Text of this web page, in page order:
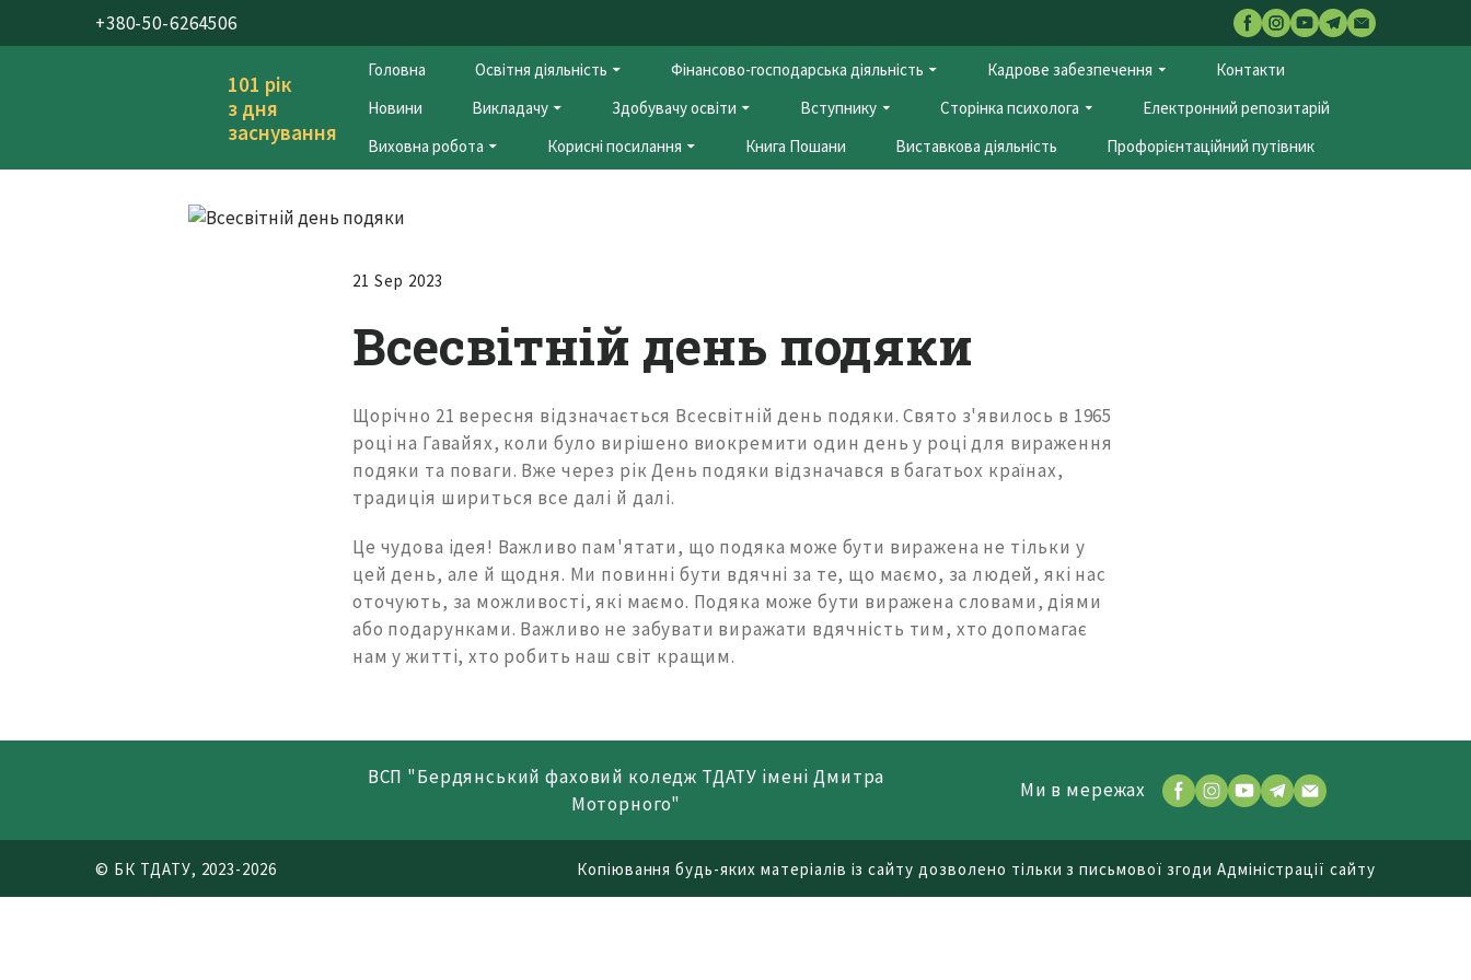
+380-50-6264506
101 рік
з дня
заснування
Головна Освітня діяльність Фінансово-господарська діяльність Кадрове забезпечення
Контакти
Новини
Викладачу Здобувачу освіти Вступнику Сторінка психолога
Електронний репозитарій
Виховна робота
Корисні посилання Книга Пошани Виставкова діяльність Профорієнтаційний путівник
21 Sep 2023
Всесвітній день подяки
Щорічно 21 вересня відзначається Всесвітній день подяки. Свято з'явилось в 1965
році на Гавайях, коли було вирішено виокремити один день у році для вираження
подяки та поваги. Вже через рік День подяки відзначався в багатьох країнах,
традиція шириться все далі й далі.
Це чудова ідея! Важливо пам'ятати, що подяка може бути виражена не тільки у
цей день, але й щодня. Ми повинні бути вдячні за те, що маємо, за людей, які нас
оточують, за можливості, які маємо. Подяка може бути виражена словами, діями
або подарунками. Важливо не забувати виражати вдячність тим, хто допомагає
нам у житті, хто робить наш світ кращим.
ВСП "Бердянський фаховий коледж ТДАТУ імені Дмитра
Моторного"
Ми в мережах
© БК ТДАТУ, 2023-2026 Копіювання будь-яких матеріалів із сайту дозволено тільки з письмової згоди Адміністрації сайту